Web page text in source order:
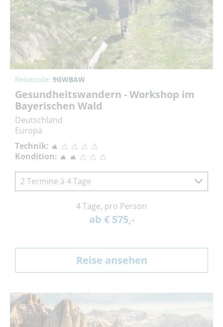
Reisecode: 9GWBAW
Gesundheitswandern - Workshop im
Bayerischen Wald
Deutschland
Europa
Technik:
Kondition:
2 Termine à 4 Tage
4 Tage, pro Person
ab € 575,-
Reise ansehen